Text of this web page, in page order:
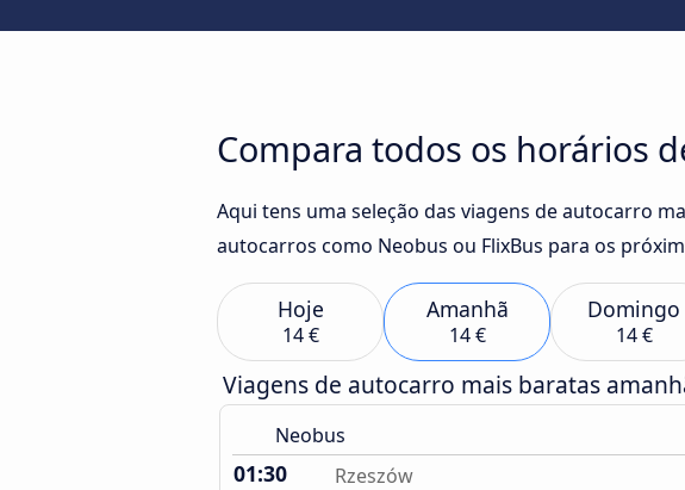
Compara todos os horários
Aqui tens uma seleção das viagens de autocarro
autocarros como Neobus ou FlixBus para os
Hoje
14 €
Amanhã
14 €
Domingo
14 €
Viagens de autocarro mais baratas
Neobus
01:30 Rzeszów